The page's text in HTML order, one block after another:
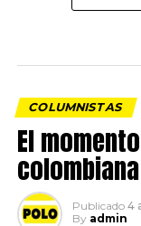
COLUMNISTAS
El
colombiana
Publicado 4
By admin